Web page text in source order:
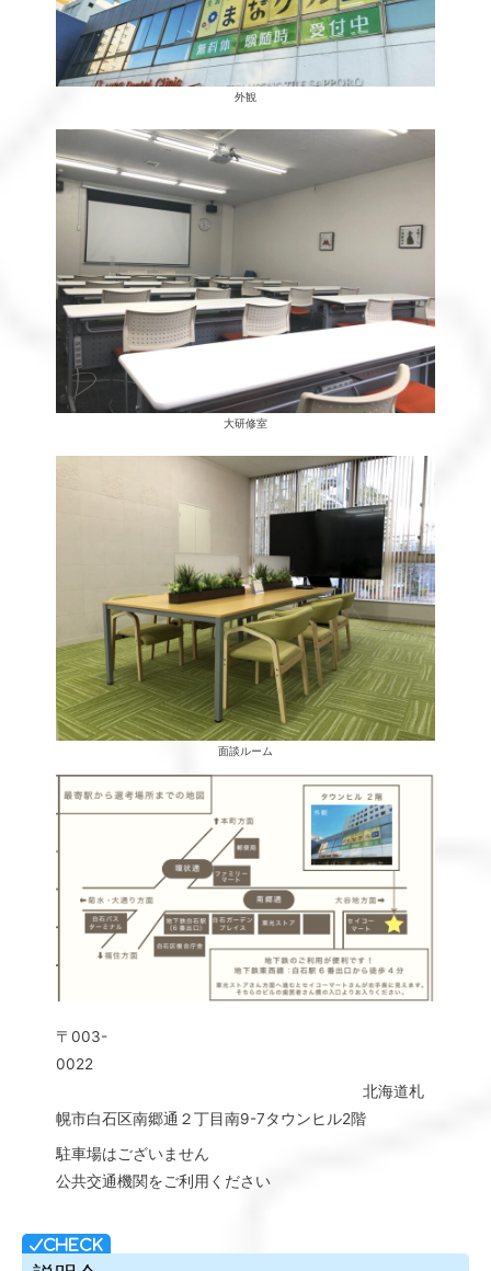
外観
大研修室
面談ルーム
〒003-
0022
北海道札
幌市白石区南郷通２丁目南9-7タウンヒル2階
駐車場はございません
公共交通機関をご利用ください